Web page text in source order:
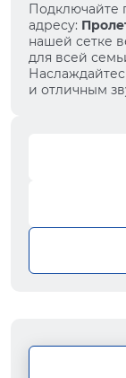
Подключайте
адресу:
нашей сетке
для всей
и отличным